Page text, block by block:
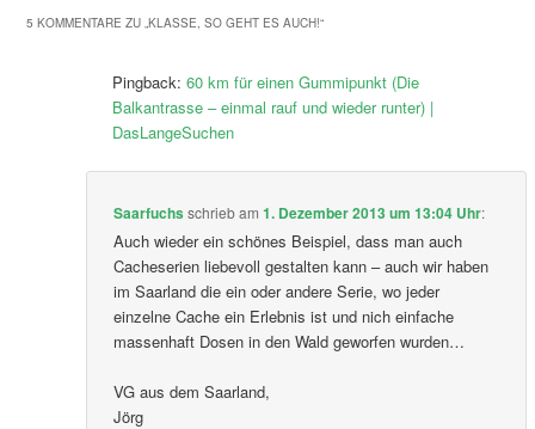
5 KOMMENTARE ZU „KLASSE, SO GEHT ES AUCH!“
Pingback: 60 km für einen Gummipunkt (Die
Balkantrasse – einmal rauf und wieder runter) |
DasLangeSuchen
Saarfuchs schriebam 1. Dezember 2013 um 13:04 Uhr:
Auch wieder ein schönes Beispiel, dass man auch
Cacheserien liebevoll gestalten kann – auch wir haben
im Saarland die ein oder andere Serie, wo jeder
einzelne Cache ein Erlebnis ist und nich einfache
massenhaft Dosen in den Wald geworfen wurden…
VG aus dem Saarland,
Jörg